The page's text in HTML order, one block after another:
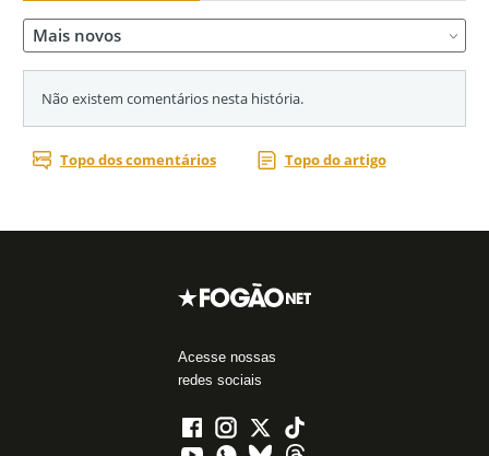
Acesse nossas
redes sociais